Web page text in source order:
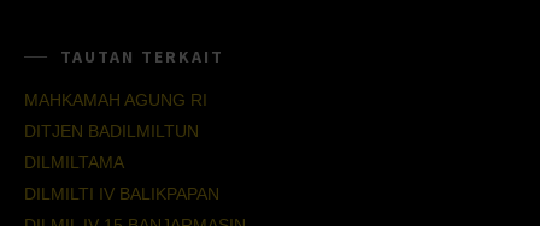
TAUTAN TERKAIT
MAHKAMAH AGUNG RI
DITJEN BADILMILTUN
DILMILTAMA
DILMILTI IV BALIKPAPAN